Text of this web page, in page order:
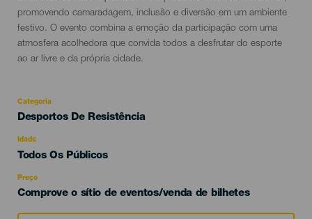
promovendo camaradagem, inclusão e diversão em um ambiente
festivo. O evento combina a emoção da participação com uma
atmosfera acolhedora que convida todos a desfrutar do esporte
ao ar livre e da própria cidade.
Categoria
Categoría
evento
Desportos De Resistência
Idade
Edad
Todos Os Públicos
Preço
Comprove o sítio de eventos/venda de bilhetes